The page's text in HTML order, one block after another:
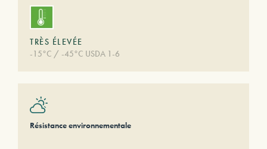
TRÈS ÉLEVÉE
-15°C / -45°C USDA 1-6
Résistance environnementale